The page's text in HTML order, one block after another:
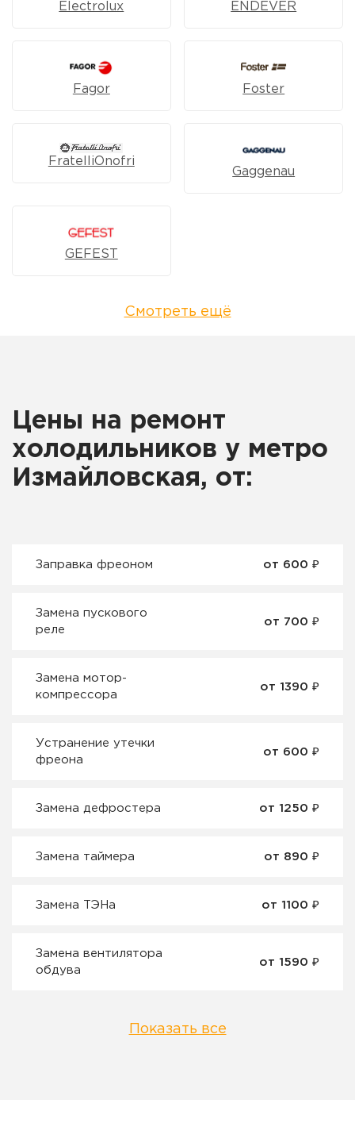
Electrolux ENDEVER
Fagor Foster
FratelliOnofri
Gaggenau
GEFEST
Смотреть ещё
Цены на ремонт
холодильников у метро
Измайловская, от:
Заправка фреоном от 600 ₽
Замена пускового
реле
от 700 ₽
Замена мотор-
компрессора
от 1390 ₽
Устранение утечки
фреона
от 600 ₽
Замена дефростера от 1250 ₽
Замена таймера от 890 ₽
Замена ТЭНа от 1100 ₽
Замена вентилятора
обдува
от 1590 ₽
Показать все